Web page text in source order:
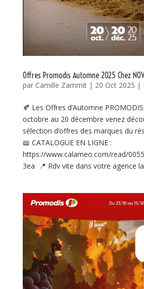
Offres Promodis Automne 2025 Chez
par Camille Zammit| 20 Oct 2025 |
🍂 Les Offres d’Automne
octobre au 20 décembre venez
sélection d’offres des marques du
📖 CATALOGUE EN LIGNE :
https://www.calameo.com/read/
3ea 📍 Rdv vite dans votre agence la